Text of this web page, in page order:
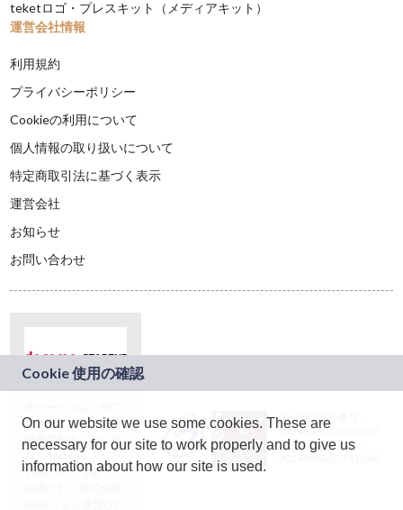
teketロゴ・プレスキット（メディアキット）
運営会社情報
利用規約
プライバシーポリシー
Cookieの利用について
個人情報の取り扱いについて
特定商取引法に基づく表示
運営会社
お知らせ
お問い合わせ
ドコモグループの新
規事業創出プログラ
ム「docomo
STARTUP」を通じて
JASRAC許諾番号：
9024936001Y45037
JASRAC許諾番号：
On our website we use some cookies. These are
necessary for our site to work properly and to give us
information about how our site is used.